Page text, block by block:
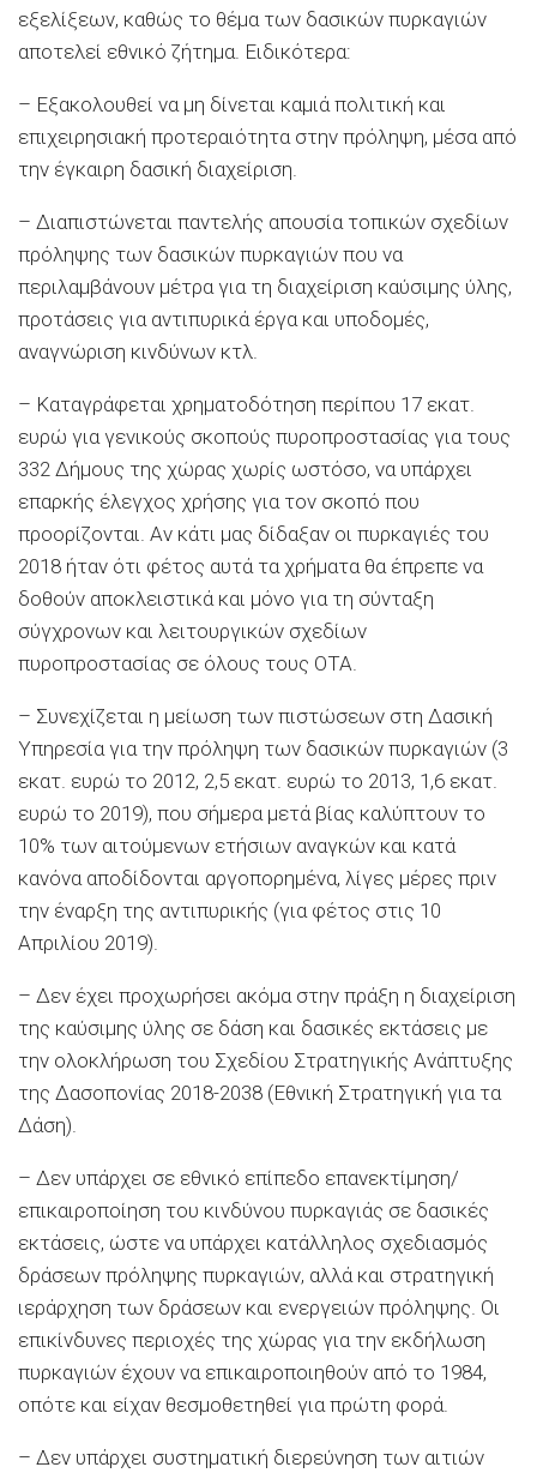
εξελίξεων, καθώς το θέμα των δασικών πυρκαγιών
αποτελεί εθνικό ζήτημα. Ειδικότερα:
– Εξακολουθεί να μη δίνεται καμιά πολιτική και
επιχειρησιακή προτεραιότητα στην πρόληψη, μέσα από
την έγκαιρη δασική διαχείριση.
– Διαπιστώνεται παντελής απουσία τοπικών σχεδίων
πρόληψης των δασικών πυρκαγιών που να
περιλαμβάνουν μέτρα για τη διαχείριση καύσιμης ύλης,
προτάσεις για αντιπυρικά έργα και υποδομές,
αναγνώριση κινδύνων κτλ.
– Καταγράφεται χρηματοδότηση περίπου 17 εκατ.
ευρώ για γενικούς σκοπούς πυροπροστασίας για τους
332 Δήμους της χώρας χωρίς ωστόσο, να υπάρχει
επαρκής έλεγχος χρήσης για τον σκοπό που
προορίζονται. Αν κάτι μας δίδαξαν οι πυρκαγιές του
2018 ήταν ότι φέτος αυτά τα χρήματα θα έπρεπε να
δοθούν αποκλειστικά και μόνο για τη σύνταξη
σύγχρονων και λειτουργικών σχεδίων
πυροπροστασίας σε όλους τους ΟΤΑ.
– Συνεχίζεται η μείωση των πιστώσεων στη Δασική
Υπηρεσία για την πρόληψη των δασικών πυρκαγιών (3
εκατ. ευρώ το 2012, 2,5 εκατ. ευρώ το 2013, 1,6 εκατ.
ευρώ το 2019), που σήμερα μετά βίας καλύπτουν το
10% των αιτούμενων ετήσιων αναγκών και κατά
κανόνα αποδίδονται αργοπορημένα, λίγες μέρες πριν
την έναρξη της αντιπυρικής (για φέτος στις 10
Απριλίου 2019).
– Δεν έχει προχωρήσει ακόμα στην πράξη η διαχείριση
της καύσιμης ύλης σε δάση και δασικές εκτάσεις με
την ολοκλήρωση του Σχεδίου Στρατηγικής Ανάπτυξης
της Δασοπονίας 2018-2038 (Εθνική Στρατηγική για τα
Δάση).
– Δεν υπάρχει σε εθνικό επίπεδο επανεκτίμηση/
επικαιροποίηση του κινδύνου πυρκαγιάς σε δασικές
εκτάσεις, ώστε να υπάρχει κατάλληλος σχεδιασμός
δράσεων πρόληψης πυρκαγιών, αλλά και στρατηγική
ιεράρχηση των δράσεων και ενεργειών πρόληψης. Οι
επικίνδυνες περιοχές της χώρας για την εκδήλωση
πυρκαγιών έχουν να επικαιροποιηθούν από το 1984,
οπότε και είχαν θεσμοθετηθεί για πρώτη φορά.
– Δεν υπάρχει συστηματική διερεύνηση των αιτιών